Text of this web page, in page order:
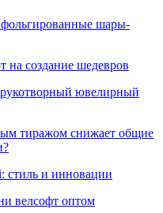
шары-
на создание шедевров
ювелирный
тиражом снижает общие
стиль и инновации
велсофт оптом